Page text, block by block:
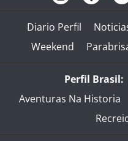
Diario Perfil
Weekend
Perfil Brasil:
Aventuras Na Historia